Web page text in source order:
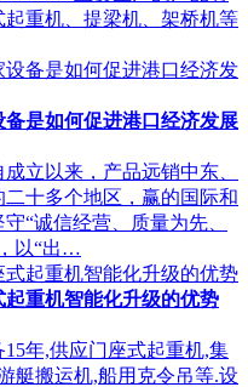
重机、提梁机、架桥机等
是如何促进港口经济发展
立以来，产品远销中东、
十多个地区，赢的国际和
“诚信经营、质量为先、
以“出…
重机智能化升级的优势
年,供应门座式起重机,集
艇搬运机,船用克令吊等.设